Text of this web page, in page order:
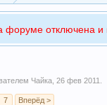
форуме отключена
Чайка ,26 фев 2011
7 Вперёд >